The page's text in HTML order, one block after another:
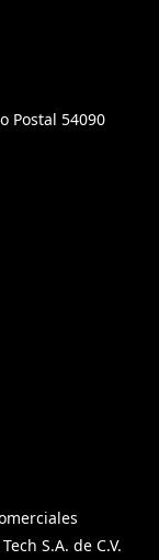
Postal 54090
S.A. de C.V.